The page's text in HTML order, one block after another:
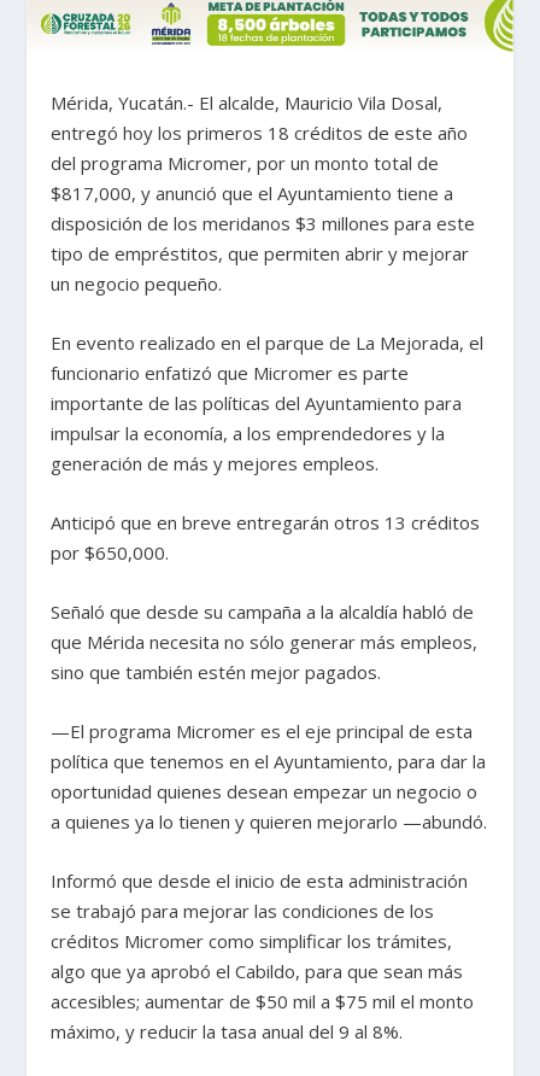
Mérida, Yucatán.- El alcalde, Mauricio Vila Dosal,
entregó hoy los primeros 18 créditos de este año
del programa Micromer, por un monto total de
$817,000, y anunció que el Ayuntamiento tiene a
disposición de los meridanos $3 millones para este
tipo de empréstitos, que permiten abrir y mejorar
un negocio pequeño.
En evento realizado en el parque de La Mejorada, el
funcionario enfatizó que Micromer es parte
importante de las políticas del Ayuntamiento para
impulsar la economía, a los emprendedores y la
generación de más y mejores empleos.
Anticipó que en breve entregarán otros 13 créditos
por $650,000.
Señaló que desde su campaña a la alcaldía habló de
que Mérida necesita no sólo generar más empleos,
sino que también estén mejor pagados.
—El programa Micromer es el eje principal de esta
política que tenemos en el Ayuntamiento, para dar la
oportunidad quienes desean empezar un negocio o
a quienes ya lo tienen y quieren mejorarlo —abundó.
Informó que desde el inicio de esta administración
se trabajó para mejorar las condiciones de los
créditos Micromer como simplificar los trámites,
algo que ya aprobó el Cabildo, para que sean más
accesibles; aumentar de $50 mil a $75 mil el monto
máximo, y reducir la tasa anual del 9 al 8%.